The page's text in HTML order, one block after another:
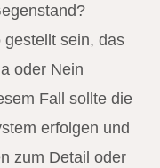
sein, das
oder Nein
Fall sollte die
erfolgen und
zum Detail oder